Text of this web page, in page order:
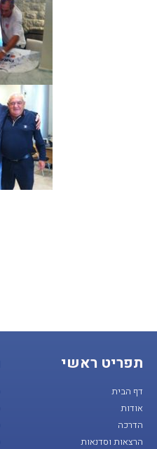
תפריט ראשי
דף הבית
אודות
הדרכה
הרצאות וסדנאות